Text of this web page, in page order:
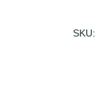
SKU: